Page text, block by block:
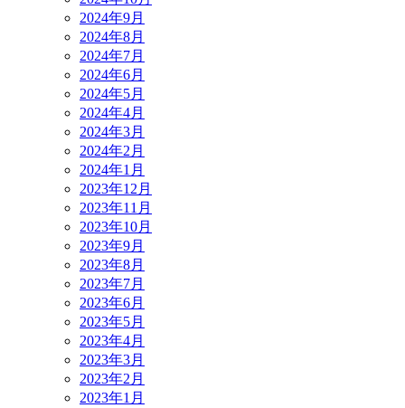
2024年9月
2024年8月
2024年7月
2024年6月
2024年5月
2024年4月
2024年3月
2024年2月
2024年1月
2023年12月
2023年11月
2023年10月
2023年9月
2023年8月
2023年7月
2023年6月
2023年5月
2023年4月
2023年3月
2023年2月
2023年1月